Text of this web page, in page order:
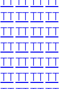
TTTTTTTT
TTTTTTTT
TTTTTTTT
TTTTTTTT
TTTTTTTT